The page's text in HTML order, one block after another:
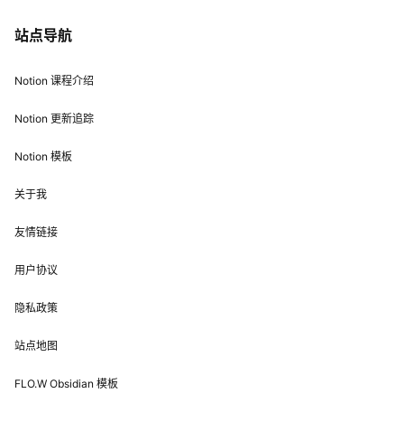
站点导航
Notion 课程介绍
Notion 更新追踪
Notion 模板
关于我
友情链接
用户协议
隐私政策
站点地图
FLO.W Obsidian 模板